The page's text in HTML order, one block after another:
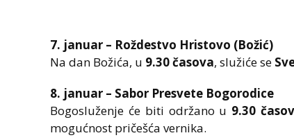
7. januar – Roždestvo Hristovo (Božić)
Na dan Božića, u 9.30 časova, služiće se
8. januar – Sabor Presvete Bogorodice
Bogosluženje će biti održano u 9.30
mogućnost pričešća vernika.